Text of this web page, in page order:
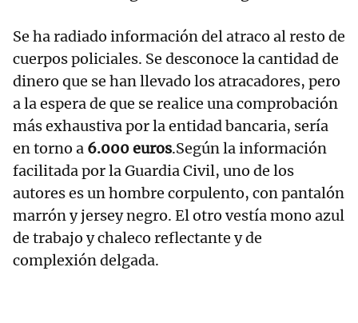
Se ha radiado información del atraco al resto de
cuerpos policiales. Se desconoce la cantidad de
dinero que se han llevado los atracadores, pero
a la espera de que se realice una comprobación
más exhaustiva por la entidad bancaria, sería
en torno a 6.000 euros.Según la información
facilitada por la Guardia Civil, uno de los
autores es un hombre corpulento, con pantalón
marrón y jersey negro. El otro vestía mono azul
de trabajo y chaleco reflectante y de
complexión delgada.